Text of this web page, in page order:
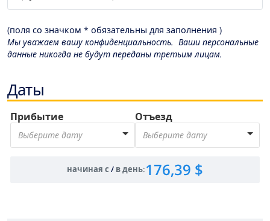
(поля со значком * обязательны для заполнения )
Мы уважаем вашу конфиденциальность. Ваши персональные
данные никогда не будут переданы третьим лицам.
Даты
Прибытие
Выберите дату
Отъезд
Выберите дату
начиная с / в день:176,39 $